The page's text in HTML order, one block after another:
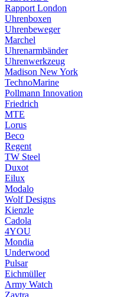
Rapport London
Uhrenboxen
Uhrenbeweger
Marchel
Uhrenarmbänder
Uhrenwerkzeug
Madison New York
TechnoMarine
Pollmann Innovation
Friedrich
MTE
Lorus
Beco
Regent
TW Steel
Duxot
Eilux
Modalo
Wolf Designs
Kienzle
Cadola
4YOU
Mondia
Underwood
Pulsar
Eichmüller
Army Watch
Zavtra